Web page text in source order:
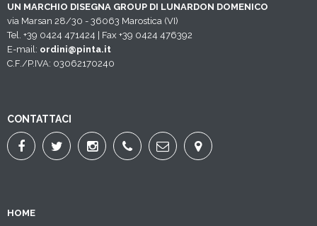
UN MARCHIO DISEGNA GROUP DI LUNARDON DOMENICO
via Marsan 28/30 - 36063 Marostica (VI)
Tel. +39 0424 471424 | Fax +39 0424 476392
E-mail: ordini@pinta.it
C.F./P.IVA: 03062170240
CONTATTACI
HOME